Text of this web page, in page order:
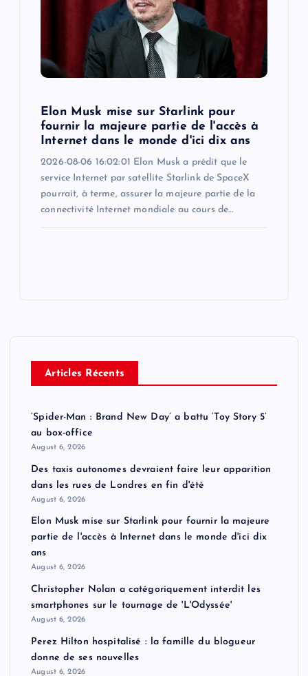
Elon Musk mise sur Starlink pour
fournir la majeure partie de l'accès à
Internet dans le monde d'ici dix ans
2026-08-06 16:02:01 Elon Musk a prédit que le
service Internet par satellite Starlink de SpaceX
pourrait, à terme, assurer la majeure partie de la
connectivité Internet mondiale au cours de…
Articles Récents
‘Spider-Man : Brand New Day’ a battu ‘Toy Story 5’
au box-office
August 6, 2026
Des taxis autonomes devraient faire leur apparition
dans les rues de Londres en fin d'été
August 6, 2026
Elon Musk mise sur Starlink pour fournir la majeure
partie de l'accès à Internet dans le monde d'ici dix
ans
August 6, 2026
Christopher Nolan a catégoriquement interdit les
smartphones sur le tournage de 'L'Odyssée'
August 6, 2026
Perez Hilton hospitalisé : la famille du blogueur
donne de ses nouvelles
August 6, 2026